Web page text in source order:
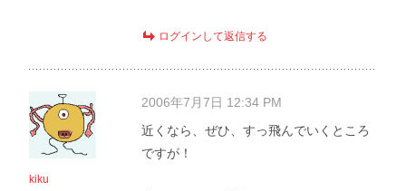
ログインして返信する
kiku
2006年7月7日 12:34 PM
近くなら、ぜひ、すっ飛んでいくところ
ですが！